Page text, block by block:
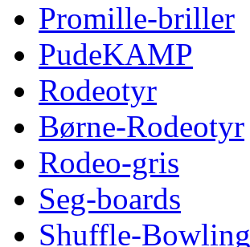
Promille-briller
PudeKAMP
Rodeotyr
Børne-Rodeotyr
Rodeo-gris
Seg-boards
Shuffle-Bowling